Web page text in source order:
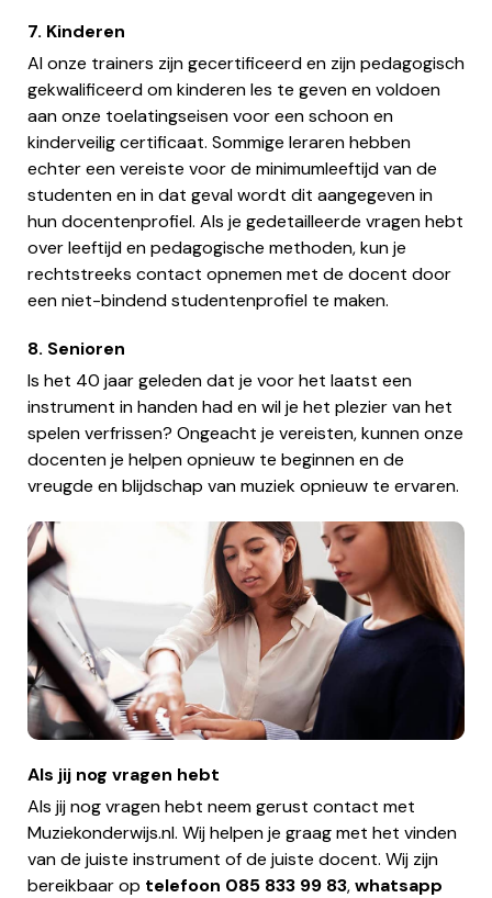
7. Kinderen
Al onze trainers zijn gecertificeerd en zijn pedagogisch
gekwalificeerd om kinderen les te geven en voldoen
aan onze toelatingseisen voor een schoon en
kinderveilig certificaat. Sommige leraren hebben
echter een vereiste voor de minimumleeftijd van de
studenten en in dat geval wordt dit aangegeven in
hun docentenprofiel. Als je gedetailleerde vragen hebt
over leeftijd en pedagogische methoden, kun je
rechtstreeks contact opnemen met de docent door
een niet-bindend studentenprofiel te maken.
8. Senioren
Is het 40 jaar geleden dat je voor het laatst een
instrument in handen had en wil je het plezier van het
spelen verfrissen? Ongeacht je vereisten, kunnen onze
docenten je helpen opnieuw te beginnen en de
vreugde en blijdschap van muziek opnieuw te ervaren.
Als jij nog vragen hebt
Als jij nog vragen hebt neem gerust contact met
Muziekonderwijs.nl. Wij helpen je graag met het vinden
van de juiste instrument of de juiste docent. Wij zijn
bereikbaar op telefoon 085 833 99 83,whatsapp